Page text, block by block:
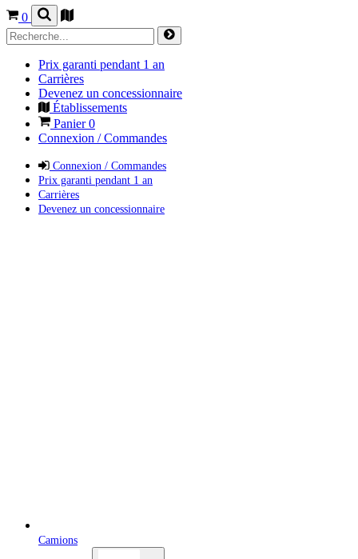
0
Prix garanti pendant 1 an
Carrières
Devenez un concessionnaire
Établissements
Panier0
Connexion / Commandes
Connexion / Commandes
Prix garanti pendant 1 an
Carrières
Devenez un concessionnaire
Camions